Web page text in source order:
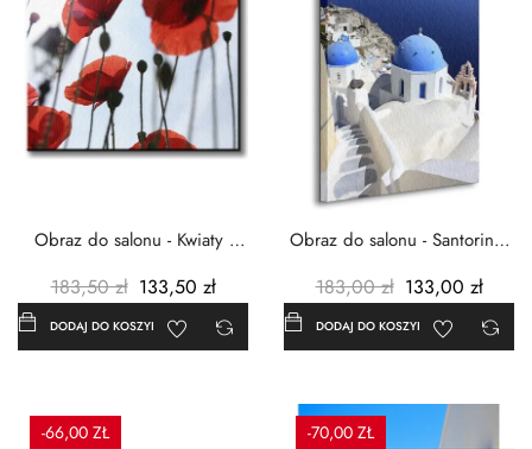
Obraz do salonu - Kwiaty -
183,50 zł 133,50 zł
DODAJ DO KOSZYKA
Obraz do salonu - Santorini -
183,00 zł 133,00 zł
DODAJ DO KOSZYKA
-66,00 ZŁ
-70,00 ZŁ